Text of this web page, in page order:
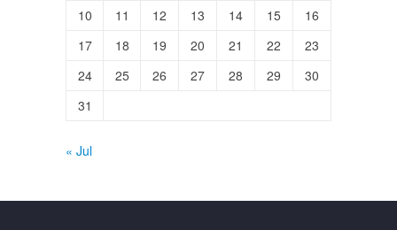
10
11 12 13 14 15
16
17
18 19 20 21 22
23
24
25 26 27 28 29
30
31
« Jul